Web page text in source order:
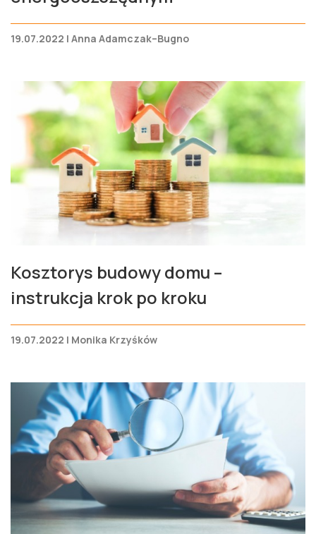
19.07.2022 | Anna Adamczak–Bugno
Kosztorys budowy domu –
instrukcja krok po kroku
19.07.2022 | Monika Krzyśków